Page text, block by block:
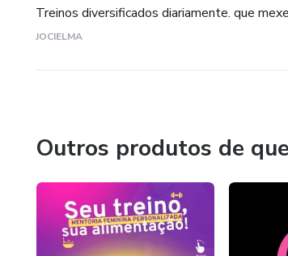
Treinos diversificados diariamente. que
JOCIELMA
Outros produtos de